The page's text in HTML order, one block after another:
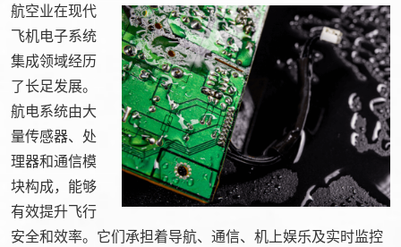
航空业在现代
飞机电子系统
集成领域经历
了长足发展。
航电系统由大
量传感器、处
理器和通信模
块构成，能够
有效提升飞行
安全和效率。它们承担着导航、通信、机上娱乐及实时监控